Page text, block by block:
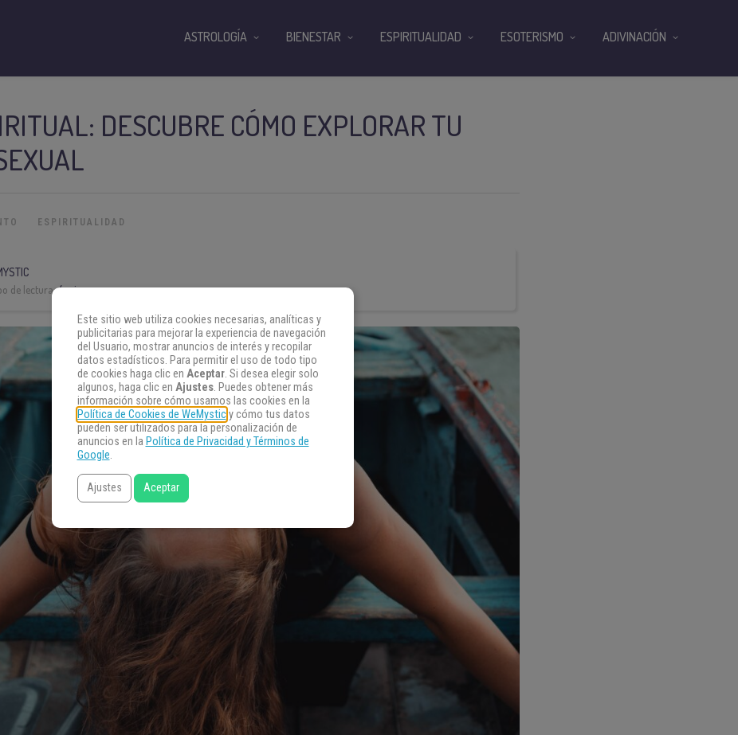
DESCUBRE CÓMO EXPLORAR TU
ESPIRITUALIDAD
de lectura:4 min
ASTROLOGÍA BIENESTAR ESPIRITUALIDAD ESOTERISMO ADIVINACIÓN
Este sitio web utiliza cookies necesarias, analíticas y
publicitarias para mejorar la experiencia de navegación
del Usuario, mostrar anuncios de interés y recopilar
datos estadísticos. Para permitir el uso de todo tipo
de cookies haga clic en Aceptar. Si desea elegir solo
algunos, haga clic en Ajustes. Puedes obtener más
información sobre cómo usamos las cookies en la
Política de Cookies de WeMysticy cómo tus datos
pueden ser utilizados para la personalización de
anuncios en la Política de Privacidad y Términos de
Google.
Ajustes Aceptar